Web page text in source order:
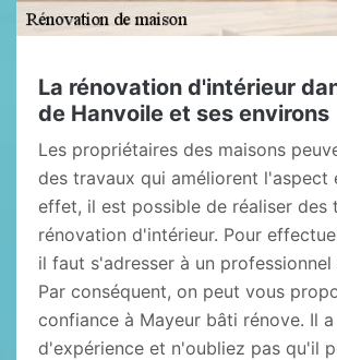
La rénovation d'intérieur
de Hanvoile et ses environs
Les propriétaires des maisons
des travaux qui améliorent l'aspect
effet, il est possible de réaliser des
rénovation d'intérieur. Pour
il faut s'adresser à un professionnel
Par conséquent, on peut vous
confiance à Mayeur bâti rénove. Il
d'expérience et n'oubliez pas qu'il